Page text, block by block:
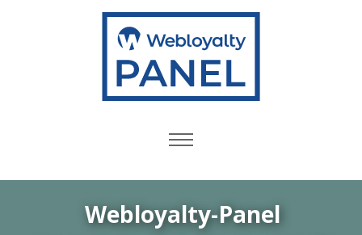
Webloyalty-Panel